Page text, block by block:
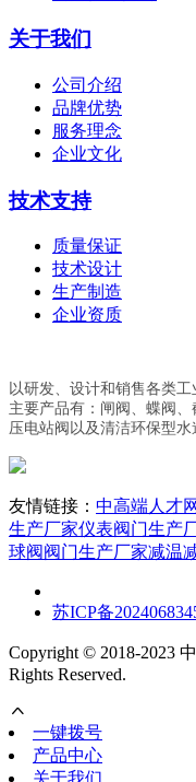
关于我们
公司介绍
品牌优势
服务理念
企业文化
技术支持
质量保证
技术设计
生产制造
企业资质
以研发、设计和销售各类
主要产品有：闸阀、蝶阀
压电站阀以及清洁环保型水
友情链接： 中高端人才网
生产厂家仪表阀门生产
球阀阀门生产厂家减温
苏ICP备
Copyright © 2018-2023
Rights Reserved.
一键拨号
产品中心